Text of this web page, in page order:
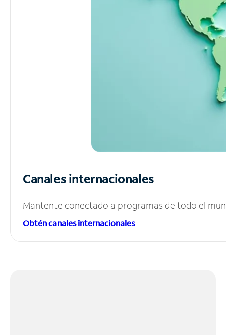
Canales internacionales
Mantente conectado a programas de todo el
Obtén canales internacionales